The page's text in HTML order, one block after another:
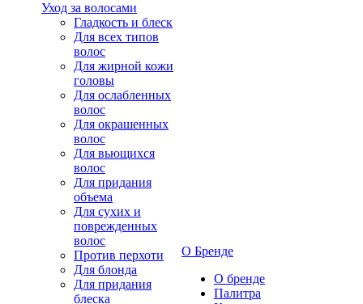
Уход за волосами
Гладкость и блеск
Для всех типов
волос
Для жирной кожи
головы
Для ослабленных
волос
Для окрашенных
волос
Для вьющихся
волос
Для придания
объема
Для сухих и
поврежденных
волос
Против перхоти
Для блонда
Для придания
блеска
О Бренде
О бренде
Палитра